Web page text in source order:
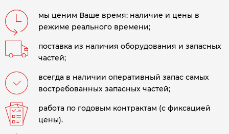
мы ценим Ваше время: наличие и цены в
режиме реального времени;
поставка из наличия оборудования и запасных
частей;
всегда в наличии оперативный запас самых
востребованных запасных частей;
работа по годовым контрактам (с фиксацией
цены).